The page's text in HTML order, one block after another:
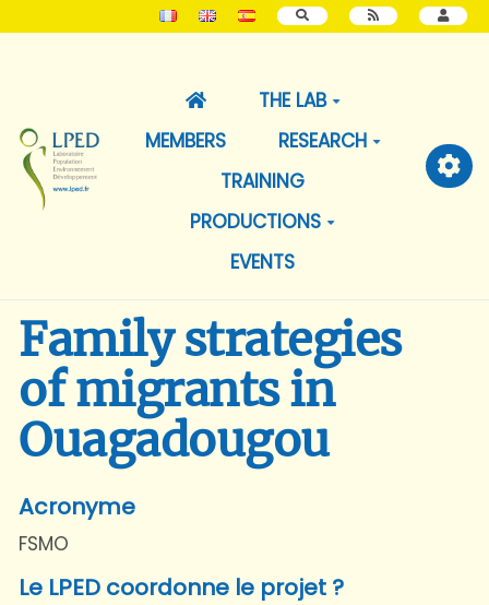
SEARCH
THE LAB
MEMBERS
RESEARCH
TRAINING
PRODUCTIONS
EVENTS
Family strategies
of migrants in
Ouagadougou
Acronyme
FSMO
Le LPED coordonne le projet ?